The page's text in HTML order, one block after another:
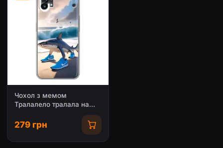
Чохол з мемом
Тралалело тралала на
279 грн